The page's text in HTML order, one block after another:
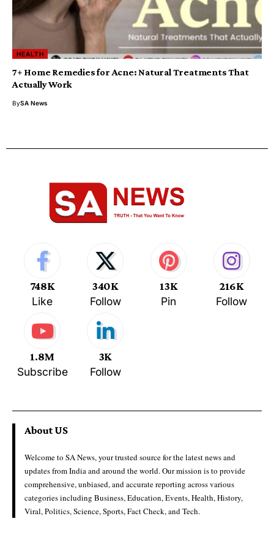
HEALTH
7+ Home Remedies for Acne: Natural Treatments That
Actually Work
BySA News
748K
Like
340K
Follow
13K
Pin
216K
Follow
1.8M
Subscribe
3K
Follow
About US
Welcome to SA News, your trusted source for the latest news and
updates from India and around the world. Our mission is to provide
comprehensive, unbiased, and accurate reporting across various
categories including Business, Education, Events, Health, History,
Viral, Politics, Science, Sports, Fact Check, and Tech.